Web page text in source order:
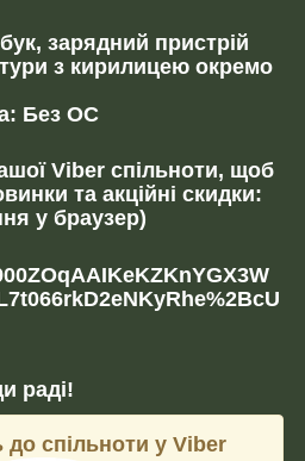
зарядний пристрій
з кирилицею окремо
Без ОС
Viber спільноти, щоб
та акційні скидки:
у браузер)
раді!
спільноти у Viber